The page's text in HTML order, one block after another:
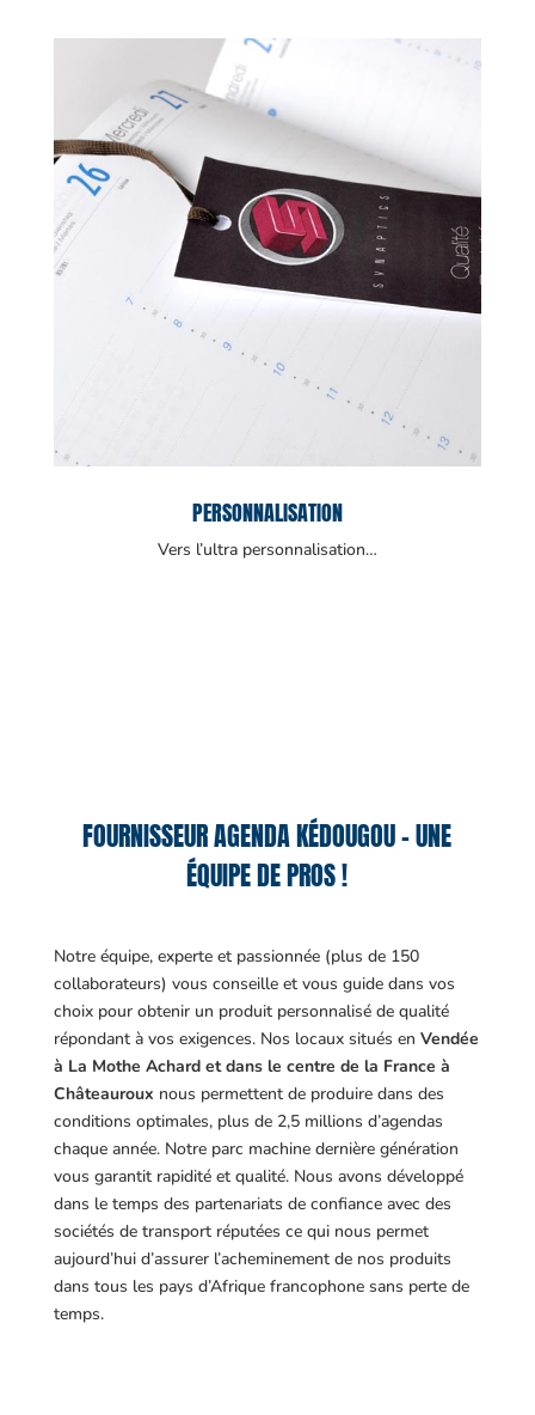
PERSONNALISATION
Vers l’ultra personnalisation…
FOURNISSEUR AGENDA KÉDOUGOU – UNE
ÉQUIPE DE PROS !
Notre équipe, experte et passionnée (plus de 150
collaborateurs) vous conseille et vous guide dans vos
choix pour obtenir un produit personnalisé de qualité
répondant à vos exigences. Nos locaux situés en Vendée
à La Mothe Achard et dans le centre de la France à
Châteauroux nous permettent de produire dans des
conditions optimales, plus de 2,5 millions d’agendas
chaque année. Notre parc machine dernière génération
vous garantit rapidité et qualité. Nous avons développé
dans le temps des partenariats de confiance avec des
sociétés de transport réputées ce qui nous permet
aujourd’hui d’assurer l’acheminement de nos produits
dans tous les pays d’Afrique francophone sans perte de
temps.